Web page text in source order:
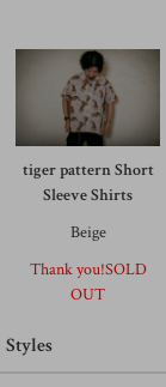
tiger pattern Short
Sleeve Shirts
Beige
Thank you!SOLD
OUT
Styles